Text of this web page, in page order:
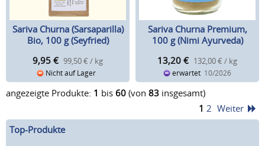
Sariva Churna (Sarsaparilla)
Bio, 100 g (Seyfried)
9,95 € 99,50 € / kg
Nicht auf Lager
Sariva Churna Premium,
100 g (Nimi Ayurveda)
13,20 € 132,00 € / kg
erwartet 10/2026
angezeigte Produkte: 1 bis 60 (von 83 insgesamt)
1 2 Weiter
Top-Produkte